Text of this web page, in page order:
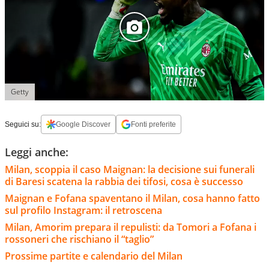
Getty
Seguici su: Google Discover Fonti preferite
Leggi anche:
Milan, scoppia il caso Maignan: la decisione sui funerali
di Baresi scatena la rabbia dei tifosi, cosa è successo
Maignan e Fofana spaventano il Milan, cosa hanno fatto
sul profilo Instagram: il retroscena
Milan, Amorim prepara il repulisti: da Tomori a Fofana i
rossoneri che rischiano il “taglio”
Prossime partite e calendario del Milan